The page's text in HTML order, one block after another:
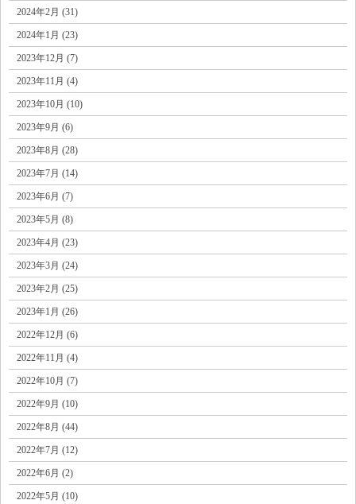
2024年2月 (31)
2024年1月 (23)
2023年12月 (7)
2023年11月 (4)
2023年10月 (10)
2023年9月 (6)
2023年8月 (28)
2023年7月 (14)
2023年6月 (7)
2023年5月 (8)
2023年4月 (23)
2023年3月 (24)
2023年2月 (25)
2023年1月 (26)
2022年12月 (6)
2022年11月 (4)
2022年10月 (7)
2022年9月 (10)
2022年8月 (44)
2022年7月 (12)
2022年6月 (2)
2022年5月 (10)